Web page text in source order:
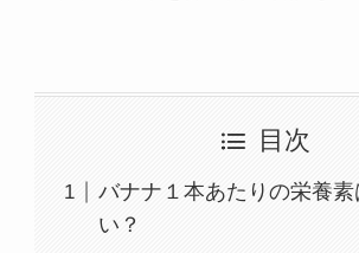
目次
バナナ１本あたりの栄養素
い？